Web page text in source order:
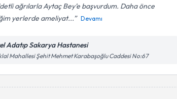
ağrılarla Aytaç Bey’e başvurdum. Daha önce
yerlerde ameliyat...
Devamı
Adatıp Sakarya Hastanesi
Mahallesi Şehit Mehmet Karabaşoğlu Caddesi No:67